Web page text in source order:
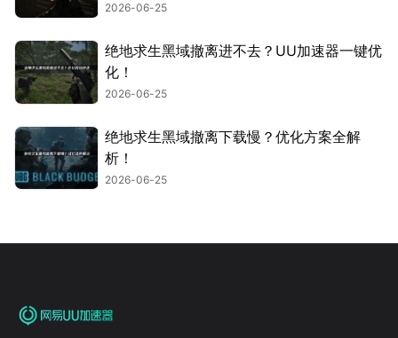
2026-06-25
绝地求生黑域撤离进不去？UU加速器一键优
化！
2026-06-25
绝地求生黑域撤离下载慢？优化方案全解
析！
2026-06-25